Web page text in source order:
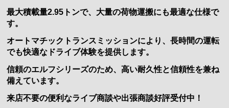
最大積載量2.95トンで、大量の荷物運搬にも最適な仕様で
す。
オートマチックトランスミッションにより、長時間の運転
でも快適なドライブ体験を提供します。
信頼のエルフシリーズのため、高い耐久性と信頼性を兼ね
備えています。
来店不要の便利なライブ商談や出張商談好評受付中！